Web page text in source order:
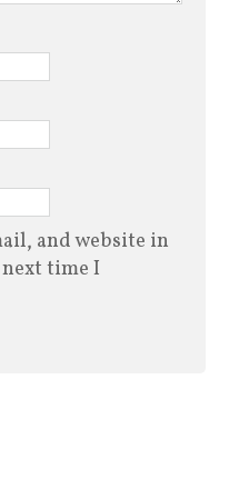
and website in
time I